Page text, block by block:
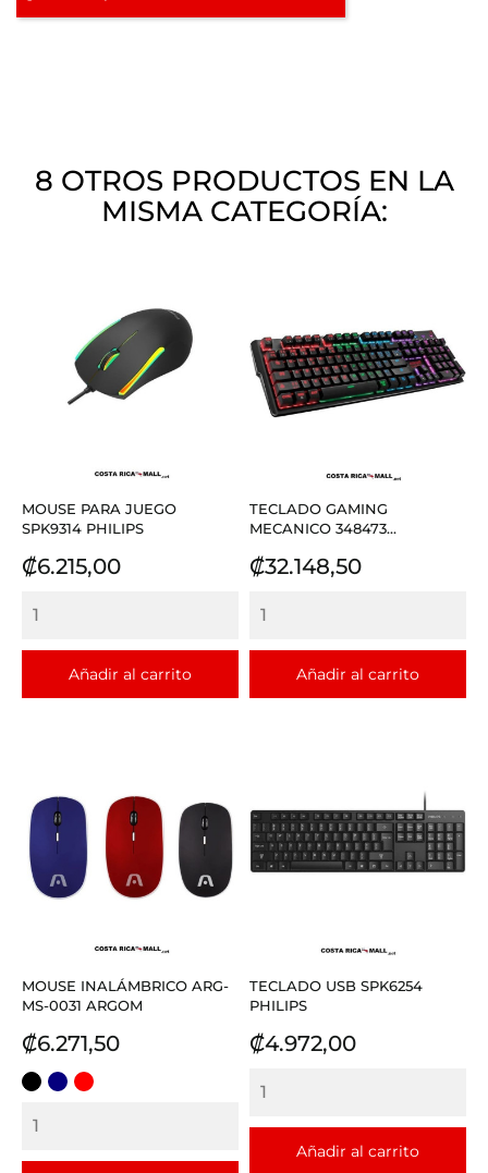
8 OTROS PRODUCTOS EN LA
MISMA CATEGORÍA:
MOUSE PARA JUEGO
SPK9314 PHILIPS
Precio
₡6.215,00
Añadir al carrito
TECLADO GAMING
MECANICO 348473...
Precio
₡32.148,50
Añadir al carrito
MOUSE INALÁMBRICO ARG-
MS-0031 ARGOM
Precio
₡6.271,50
NEGRO
AZULROJO
TECLADO USB SPK6254
PHILIPS
Precio
₡4.972,00
Añadir al carrito